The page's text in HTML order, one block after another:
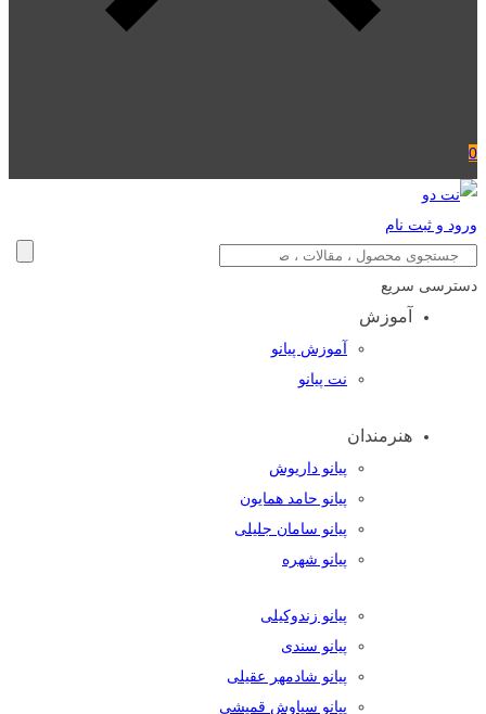
0
ورود و ثبت نام
دسترسی سریع
آموزش
آموزش پیانو
نت پیانو
هنرمندان
پیانو داریوش
پیانو حامد همایون
پیانو سامان جلیلی
پیانو شهره
پیانو زندوکیلی
پیانو سندی
پیانو شادمهر عقیلی
پیانو سیاوش قمیشی